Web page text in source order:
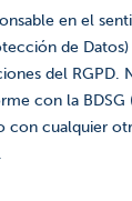
en el
de
del RGPD.
con la
con cualquier